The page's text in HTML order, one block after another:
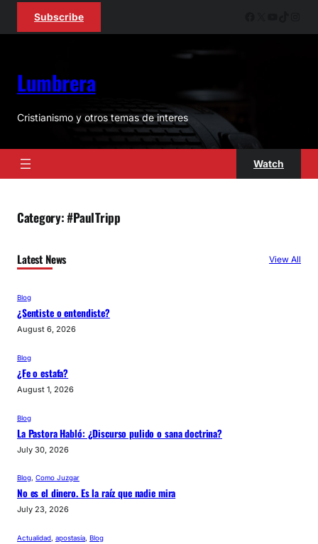
Subscribe
Lumbrera
Cristianismo y otros temas de interes
Watch
Category:#PaulTripp
Latest News View All
Blog
¿Sentiste o entendiste?
August 6, 2026
Blog
¿Fe o estafa?
August 1, 2026
Blog
La Pastora Habló: ¿Discurso pulido o sana doctrina?
July 30, 2026
Blog, Como Juzgar
No es el dinero. Es la raíz que nadie mira
July 23, 2026
Actualidad apostasía Blog